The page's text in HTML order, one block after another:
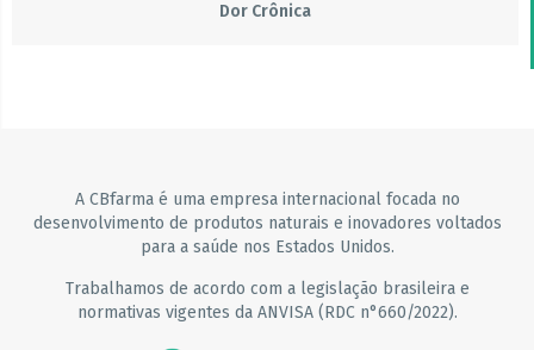
Dor Crônica
A CBfarma é uma empresa internacional focada no
desenvolvimento de produtos naturais e inovadores voltados
para a saúde nos Estados Unidos.
Trabalhamos de acordo com a legislação brasileira e
normativas vigentes da ANVISA (RDC n°660/2022).